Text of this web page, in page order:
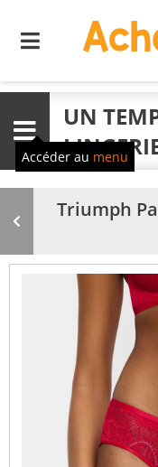
Menu
Menu
UN
Accéder au menu
Produit
Triumph